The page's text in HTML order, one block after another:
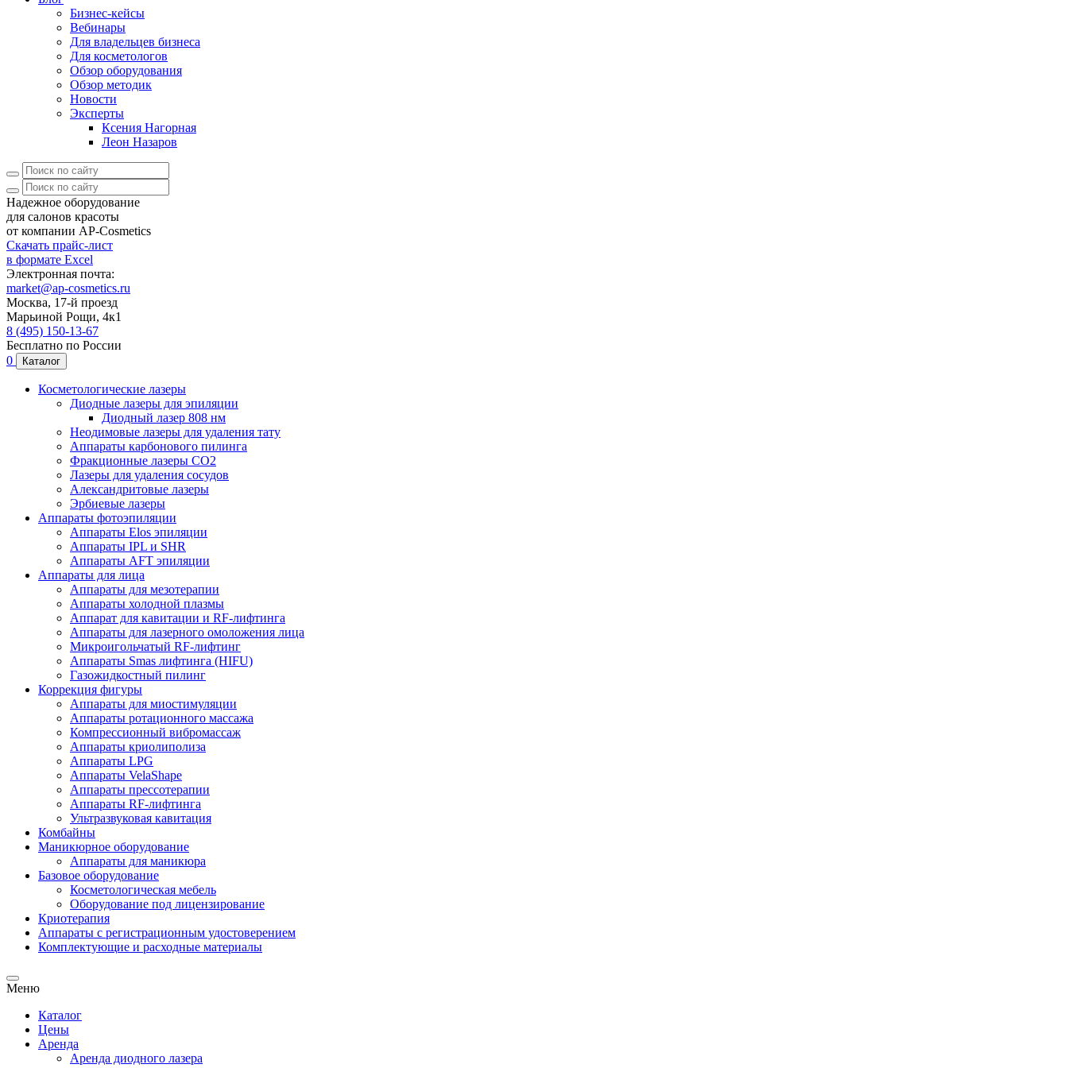
Бизнес-кейсы
Вебинары
Для владельцев бизнеса
Для косметологов
Обзор оборудования
Обзор методик
Новости
Эксперты
Ксения Нагорная
Леон Назаров
Надежное оборудование
для салонов красоты
от компании AP-Cosmetics
Скачать прайс-лист
в формате Excel
Электронная почта:
market@ap-cosmetics.ru
Москва, 17-й проезд
Марьиной Рощи, 4к1
8 (495) 150-13-67
Бесплатно по России
0
Каталог
Косметологические лазеры
Диодные лазеры для эпиляции
Диодный лазер 808 нм
Неодимовые лазеры для удаления тату
Аппараты карбонового пилинга
Фракционные лазеры CO2
Лазеры для удаления сосудов
Александритовые лазеры
Эрбиевые лазеры
Аппараты фотоэпиляции
Аппараты Elos эпиляции
Аппараты IPL и SHR
Аппараты AFT эпиляции
Аппараты для лица
Аппараты для мезотерапии
Аппараты холодной плазмы
Аппарат для кавитации и RF-лифтинга
Аппараты для лазерного омоложения лица
Микроигольчатый RF-лифтинг
Аппараты Smas лифтинга (HIFU)
Газожидкостный пилинг
Коррекция фигуры
Аппараты для миостимуляции
Аппараты ротационного массажа
Компрессионный вибромассаж
Аппараты криолиполиза
Аппараты LPG
Аппараты VelaShape
Аппараты прессотерапии
Аппараты RF-лифтинга
Ультразвуковая кавитация
Комбайны
Маникюрное оборудование
Аппараты для маникюра
Базовое оборудование
Косметологическая мебель
Оборудование под лицензирование
Криотерапия
Аппараты c регистрационным удостоверением
Комплектующие и расходные материалы
Меню
Каталог
Цены
Аренда
Аренда диодного лазера